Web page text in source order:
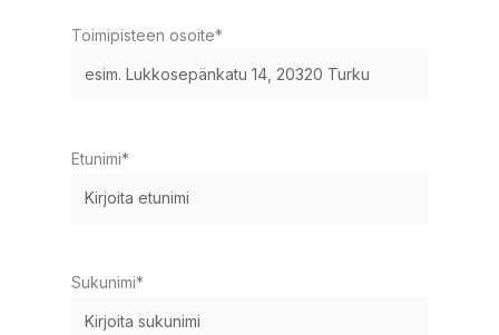
Toimipisteen osoite*
Etunimi*
Sukunimi*